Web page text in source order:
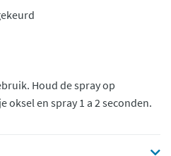
Houd de spray op
oksel en spray 1 a 2 seconden.